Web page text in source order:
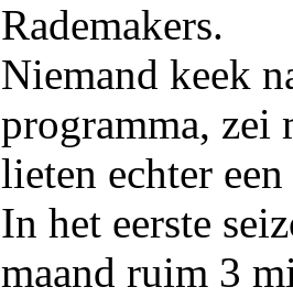
Rademakers.
Niemand keek
programma, zei
lieten echter
In het eerste
maand ruim 3